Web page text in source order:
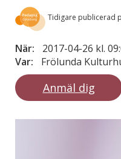
Tidigare publicerad
När: 2017-04-26 kl.
Var:
Frölunda
Anmäl dig